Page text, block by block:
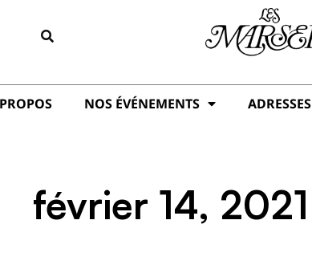
NOS ÉVÉNEMENTS ADRESSES
février 14, 2021